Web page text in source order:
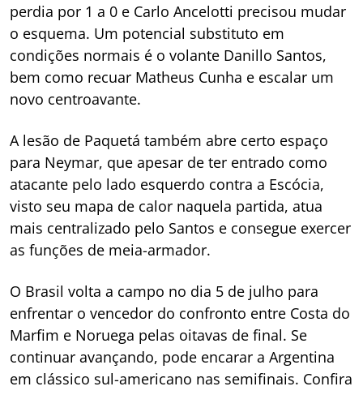
perdia por 1 a 0 e Carlo Ancelotti precisou mudar
o esquema. Um potencial substituto em
condições normais é o volante Danillo Santos,
bem como recuar Matheus Cunha e escalar um
novo centroavante.
A lesão de Paquetá também abre certo espaço
para Neymar, que apesar de ter entrado como
atacante pelo lado esquerdo contra a Escócia,
visto seu mapa de calor naquela partida, atua
mais centralizado pelo Santos e consegue exercer
as funções de meia-armador.
O Brasil volta a campo no dia 5 de julho para
enfrentar o vencedor do confronto entre Costa do
Marfim e Noruega pelas oitavas de final. Se
continuar avançando, pode encarar a Argentina
em clássico sul-americano nas semifinais. Confira